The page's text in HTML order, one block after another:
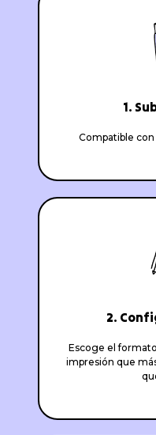
1.
Compatible con
2.
Escoge el
impresión que